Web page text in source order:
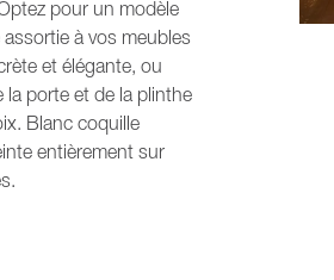
pour un modèle
à vos meubles
et élégante, ou
la porte et de la plinthe
Blanc coquille
entièrement sur